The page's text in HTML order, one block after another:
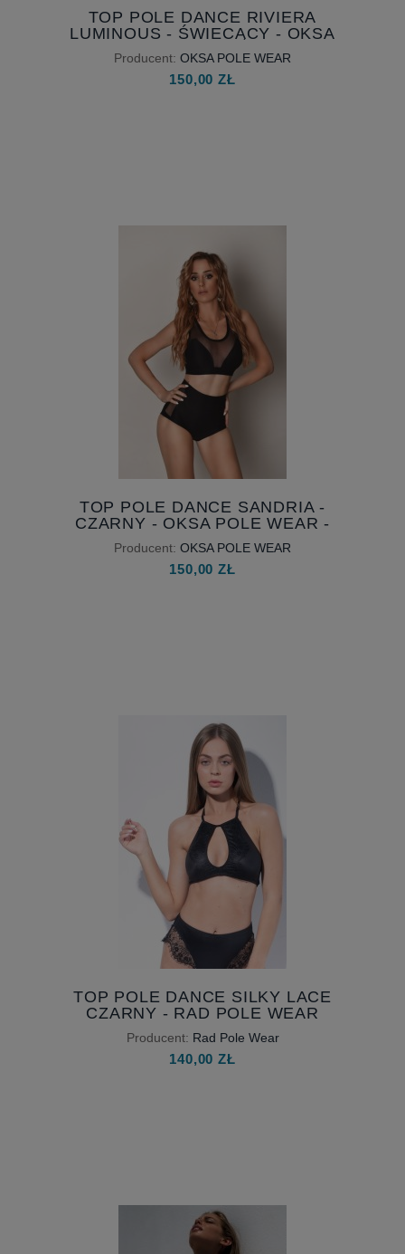
TOP POLE DANCE RIVIERA
LUMINOUS - ŚWIECĄCY - OKSA
POLE WEAR - DOSTĘPNE OD
RĘKI - ROZMIAR M
Producent: OKSA POLE WEAR
150,00 ZŁ
TOP POLE DANCE SANDRIA -
CZARNY - OKSA POLE WEAR -
DOSTĘPNY OD RĘKI
Producent: OKSA POLE WEAR
150,00 ZŁ
TOP POLE DANCE SILKY LACE
CZARNY - RAD POLE WEAR
Producent: Rad Pole Wear
140,00 ZŁ